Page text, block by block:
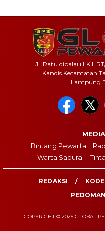
Jl. Ratu dibalau LK II
Kandis Kecamatan
Lampung
Bintang Pewarta
Warta Saburai
REDAKSI
COPYRIGHT © 2025 GLOBAL